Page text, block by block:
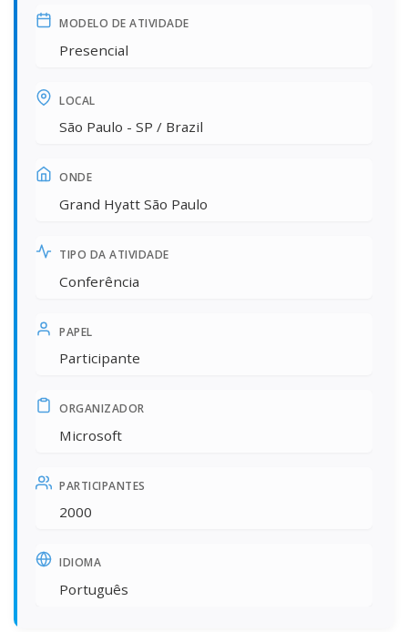
MODELO DE ATIVIDADE
Presencial
LOCAL
São Paulo - SP / Brazil
ONDE
Grand Hyatt São Paulo
TIPO DA ATIVIDADE
Conferência
PAPEL
Participante
ORGANIZADOR
Microsoft
PARTICIPANTES
2000
IDIOMA
Português